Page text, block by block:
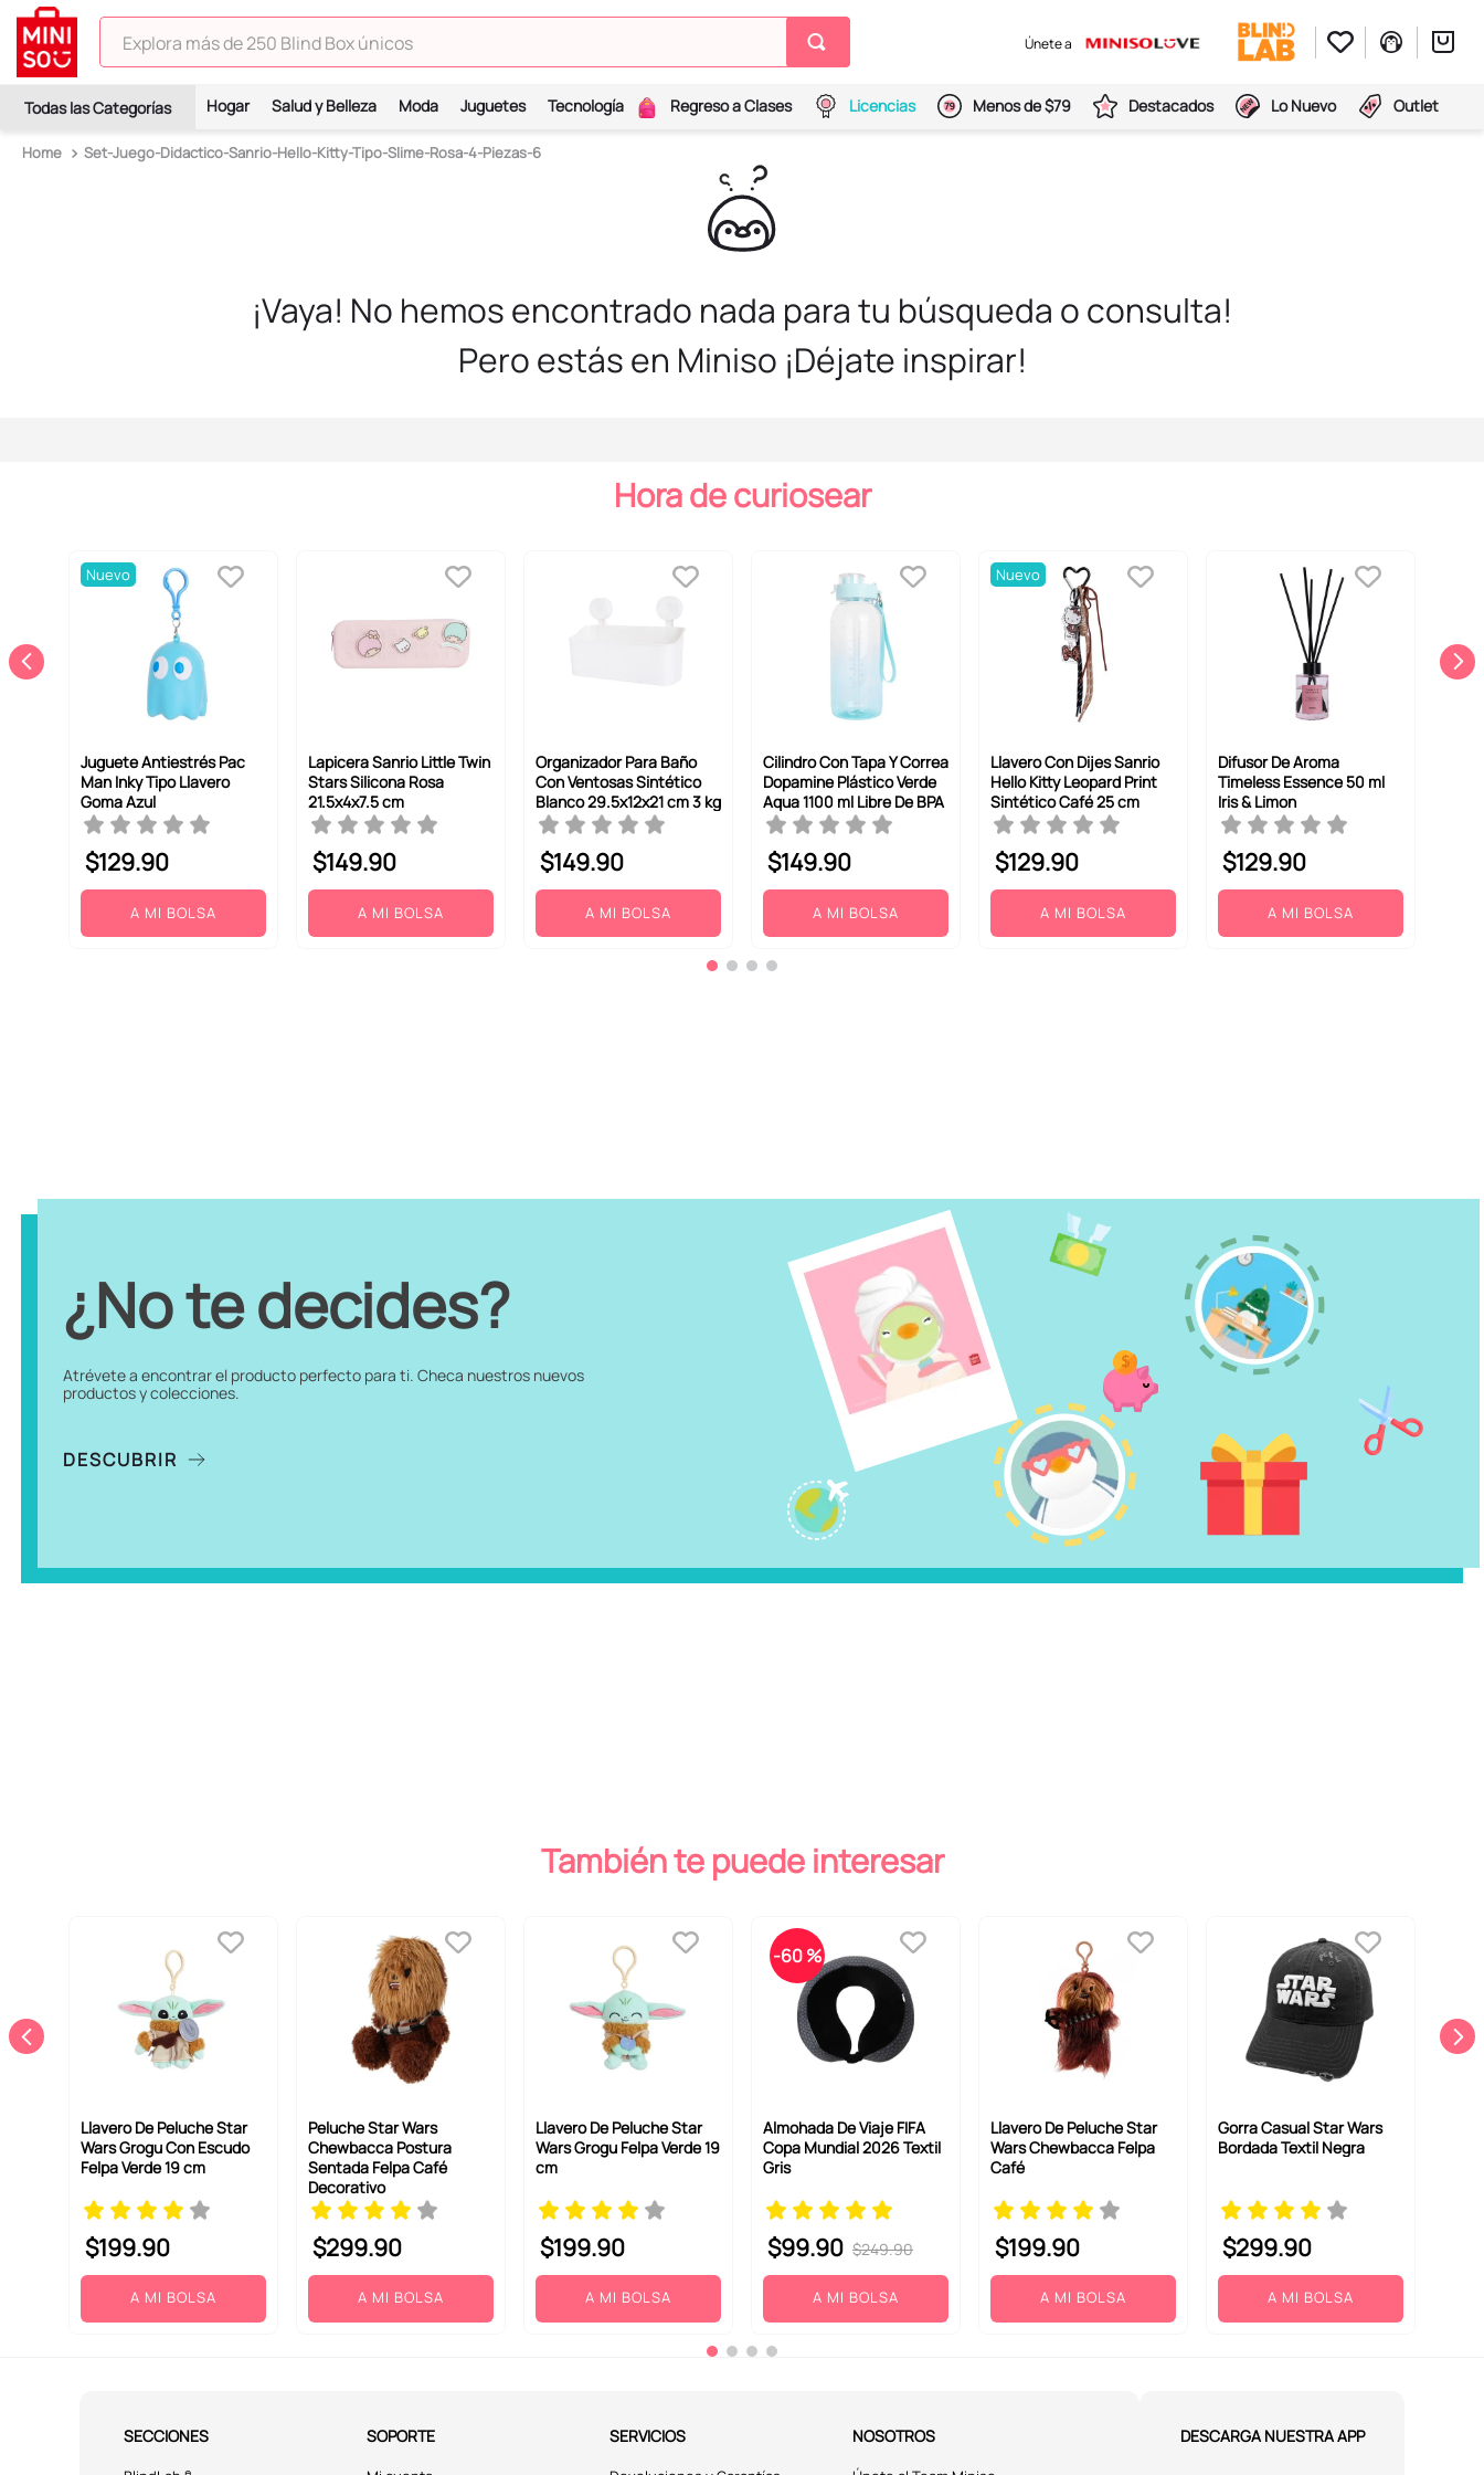
Explora más de 250 Blind Box únicos
Únete a
Hogar Salud y Belleza Moda Juguetes Tecnología Regreso a Clases Licencias Menos de $79 Destacados Lo Nuevo Outlet
Set-Juego-Didactico-Sanrio-Hello-Kitty-Tipo-Slime-Rosa-4-Piezas-6
¡Vaya! No hemos encontrado nada para tu búsqueda o consulta!
Pero estás en Miniso ¡Déjate inspirar!
Hora de curiosear
Nuevo
Juguete Antiestrés Pac
Man Inky Tipo Llavero
Goma Azul
$129.90
A MI BOLSA
Lapicera Sanrio Little Twin
Stars Silicona Rosa
21.5x4x7.5 cm
$149.90
A MI BOLSA
Organizador Para Baño
Con Ventosas Sintético
Blanco 29.5x12x21 cm 3 kg
$149.90
A MI BOLSA
Cilindro Con Tapa Y Correa
Dopamine Plástico Verde
Aqua 1100 ml Libre De BPA
$149.90
A MI BOLSA
Nuevo
Llavero Con Dijes Sanrio
Hello Kitty Leopard Print
Sintético Café 25 cm
$129.90
A MI BOLSA
Difusor De Aroma
Timeless Essence 50 ml
Iris & Limon
$129.90
A MI BOLSA
¿No te decides?
Atrévete a encontrar el producto perfecto para ti. Checa nuestros nuevos
productos y colecciones.
DESCUBRIR
También te puede interesar
Llavero De Peluche Star
Wars Grogu Con Escudo
Felpa Verde 19 cm
$199.90
A MI BOLSA
Peluche Star Wars
Chewbacca Postura
Sentada Felpa Café
Decorativo
$299.90
A MI BOLSA
Llavero De Peluche Star
Wars Grogu Felpa Verde 19
cm
$199.90
A MI BOLSA
-60 %
Almohada De Viaje FIFA
Copa Mundial 2026 Textil
Gris
$249.90
$99.90
A MI BOLSA
Llavero De Peluche Star
Wars Chewbacca Felpa
Café
$199.90
A MI BOLSA
Gorra Casual Star Wars
Bordada Textil Negra
$299.90
A MI BOLSA
SECCIONES SOPORTE SERVICIOS NOSOTROS DESCARGA NUESTRA APP
TÉRMINOS MÁS BUSCADOS
2.
spiderman
pokémon